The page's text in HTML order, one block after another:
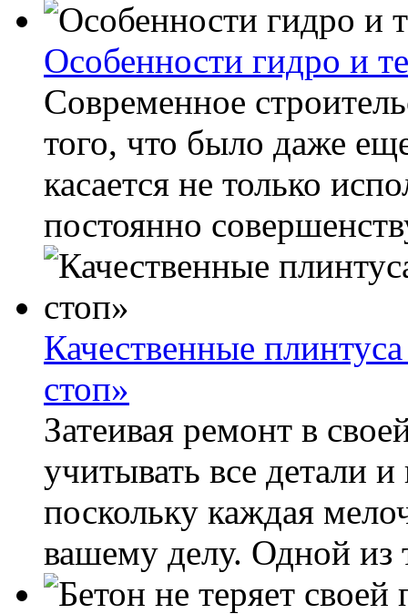
Особенности гидро и
Современное
того, что было даже
касается не только
постоянно
Качественные
стоп»
Затеивая ремонт в
учитывать все детали
поскольку каждая
вашему делу. Одной из